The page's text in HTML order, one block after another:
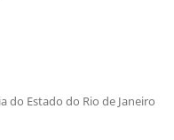
do Estado do Rio de Janeiro